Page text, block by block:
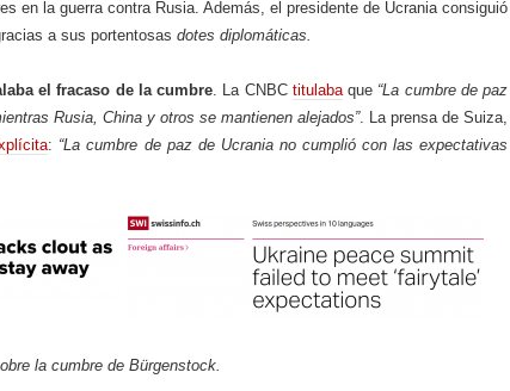
en la guerra contra Rusia. Además, el presidente de Ucrania consiguió
a sus portentosas dotes diplomáticas.
el fracaso de la cumbre. La CNBC titulabaque “La cumbre de paz
Rusia, China y otros se mantienen alejados”. La prensa de Suiza,
: “La cumbre de paz de Ucrania no cumplió con las expectativas
la cumbre de Bürgenstock.